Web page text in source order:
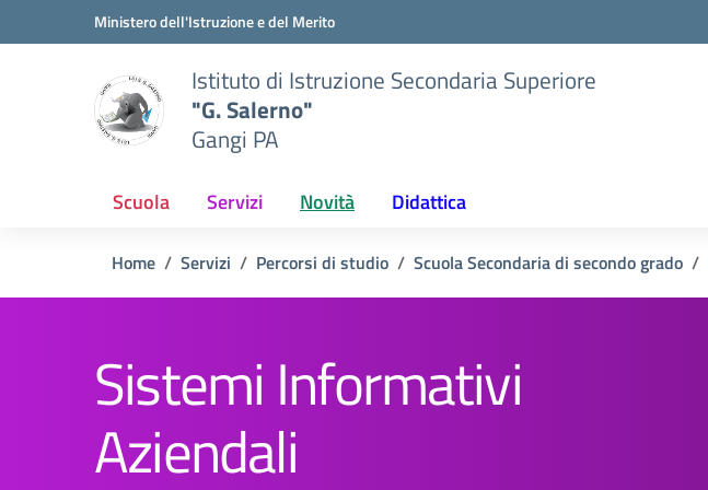
Vai ai contenuti
Vai al menu di navigazioneMinistero dell'Istruzione e del Merito
Istituto di Istruzione Secondaria Superiore
"G. Salerno"
Gangi PA
Scuola Servizi Novità Didattica
Home Servizi Percorsi di studio Scuola Secondaria di secondo grado
Sistemi Informativi
Aziendali